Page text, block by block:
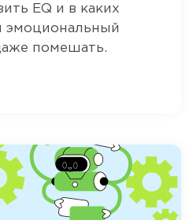
EQ и в каких
эмоциональный
помешать.